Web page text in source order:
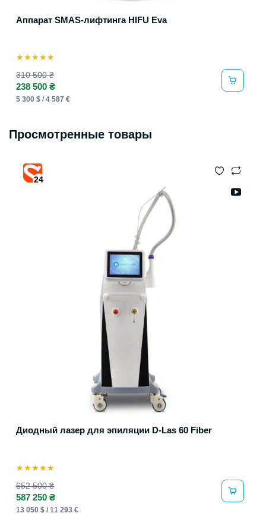
Аппарат SMAS-лифтинга HIFU Eva
★★★★★
310 500 ₴
238 500 ₴
5 300 $ / 4 587 €
Просмотренные товары
24
Диодный лазер для эпиляции D-Las 60 Fiber
★★★★★
652 500 ₴
587 250 ₴
13 050 $ / 11 293 €